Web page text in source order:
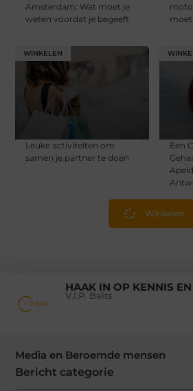
Amsterdam: Wat moet je
weten voordat je begeeft
WINKELEN
Leuke activiteiten om
samen je partner te doen
Een
Winkelen
HAAK IN OP KENNIS EN
V.I.P. Baits
Media en Beroemde mensen
Bericht categorie